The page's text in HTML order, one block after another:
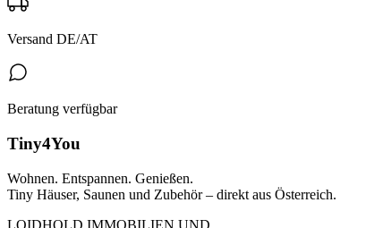
Versand DE/AT
Beratung verfügbar
Tiny4You
Wohnen. Entspannen. Genießen.
Tiny Häuser, Saunen und Zubehör – direkt aus Österreich.
LOIDHOLD IMMOBILIEN UND